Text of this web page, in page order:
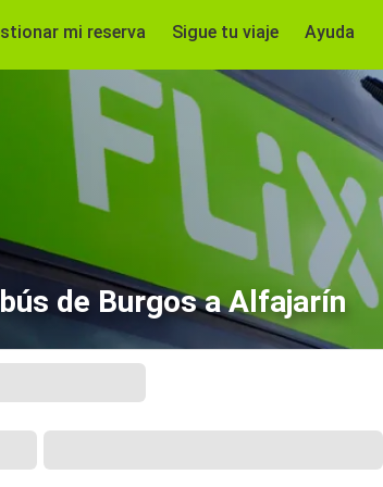
mi reserva Sigue tu viaje Ayuda
de Burgos a Alfajarín